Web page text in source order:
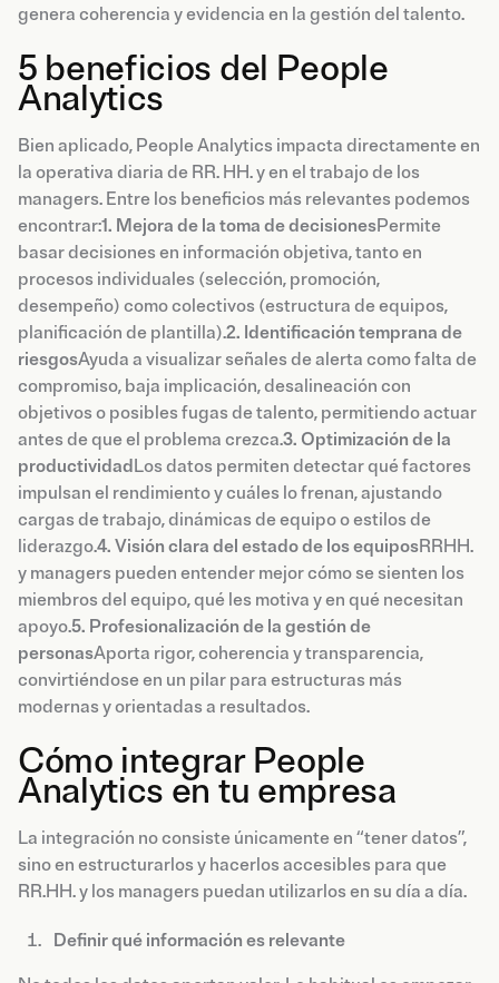
genera coherencia y evidencia en la gestión del talento.
5 beneficios del People
Analytics
Bien aplicado, People Analytics impacta directamente en
la operativa diaria de RR. HH. y en el trabajo de los
managers. Entre los beneficios más relevantes podemos
encontrar:1. Mejora de la toma de decisionesPermite
basar decisiones en información objetiva, tanto en
procesos individuales (selección, promoción,
desempeño) como colectivos (estructura de equipos,
planificación de plantilla).2. Identificación temprana de
riesgosAyuda a visualizar señales de alerta como falta de
compromiso, baja implicación, desalineación con
objetivos o posibles fugas de talento, permitiendo actuar
antes de que el problema crezca.3. Optimización de la
productividadLos datos permiten detectar qué factores
impulsan el rendimiento y cuáles lo frenan, ajustando
cargas de trabajo, dinámicas de equipo o estilos de
liderazgo.4. Visión clara del estado de los equiposRRHH.
y managers pueden entender mejor cómo se sienten los
miembros del equipo, qué les motiva y en qué necesitan
apoyo.5. Profesionalización de la gestión de
personasAporta rigor, coherencia y transparencia,
convirtiéndose en un pilar para estructuras más
modernas y orientadas a resultados.
Cómo integrar People
Analytics en tu empresa
La integración no consiste únicamente en “tener datos”,
sino en estructurarlos y hacerlos accesibles para que
RR.HH. y los managers puedan utilizarlos en su día a día.
Definir qué información es relevante